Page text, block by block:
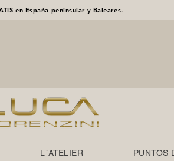
en España peninsular y Baleares.
L´ATELIER PUNTOS